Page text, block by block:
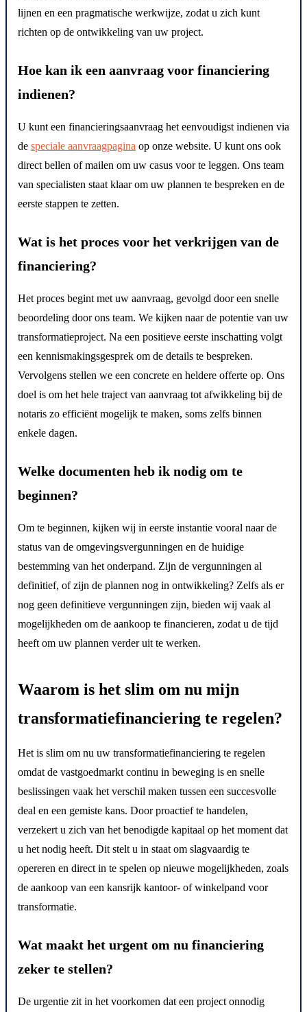
lijnen en een pragmatische werkwijze, zodat u zich kunt
richten op de ontwikkeling van uw project.
Hoe kan ik een aanvraag voor financiering
indienen?
U kunt een financieringsaanvraag het eenvoudigst indienen via
de speciale aanvraagpagina op onze website. U kunt ons ook
direct bellen of mailen om uw casus voor te leggen. Ons team
van specialisten staat klaar om uw plannen te bespreken en de
eerste stappen te zetten.
Wat is het proces voor het verkrijgen van de
financiering?
Het proces begint met uw aanvraag, gevolgd door een snelle
beoordeling door ons team. We kijken naar de potentie van uw
transformatieproject. Na een positieve eerste inschatting volgt
een kennismakingsgesprek om de details te bespreken.
Vervolgens stellen we een concrete en heldere offerte op. Ons
doel is om het hele traject van aanvraag tot afwikkeling bij de
notaris zo efficiënt mogelijk te maken, soms zelfs binnen
enkele dagen.
Welke documenten heb ik nodig om te
beginnen?
Om te beginnen, kijken wij in eerste instantie vooral naar de
status van de omgevingsvergunningen en de huidige
bestemming van het onderpand. Zijn de vergunningen al
definitief, of zijn de plannen nog in ontwikkeling? Zelfs als er
nog geen definitieve vergunningen zijn, bieden wij vaak al
mogelijkheden om de aankoop te financieren, zodat u de tijd
heeft om uw plannen verder uit te werken.
Waarom is het slim om nu mijn
transformatiefinanciering te regelen?
Het is slim om nu uw transformatiefinanciering te regelen
omdat de vastgoedmarkt continu in beweging is en snelle
beslissingen vaak het verschil maken tussen een succesvolle
deal en een gemiste kans. Door proactief te handelen,
verzekert u zich van het benodigde kapitaal op het moment dat
u het nodig heeft. Dit stelt u in staat om slagvaardig te
opereren en direct in te spelen op nieuwe mogelijkheden, zoals
de aankoop van een kansrijk kantoor- of winkelpand voor
transformatie.
Wat maakt het urgent om nu financiering
zeker te stellen?
De urgentie zit in het voorkomen dat een project onnodig